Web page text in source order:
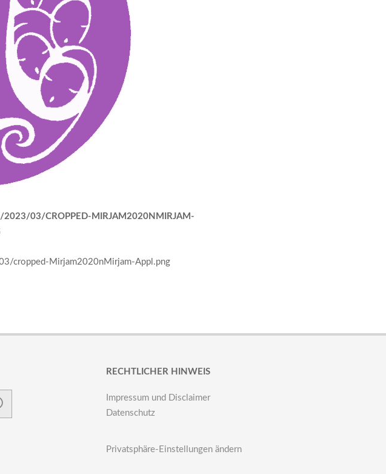
2023/03/CROPPED-MIRJAM2020NMIRJAM-
cropped-Mirjam2020nMirjam-Appl.png
RECHTLICHER HINWEIS
Impressum und Disclaimer
Datenschutz
Privatsphäre-Einstellungen ändern